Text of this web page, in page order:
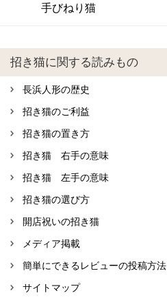
手びねり猫
招き猫に関する読みもの
長浜人形の歴史
招き猫のご利益
招き猫の置き方
招き猫 右手の意味
招き猫 左手の意味
招き猫の選び方
開店祝いの招き猫
メディア掲載
簡単にできるレビューの投稿方法
サイトマップ